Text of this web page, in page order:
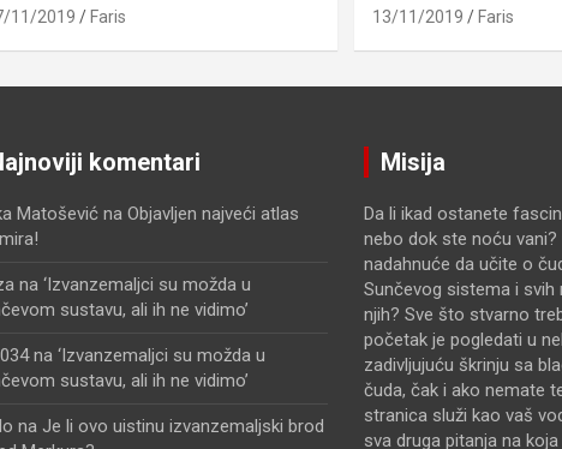
11/2019 Faris 13/11/2019 Faris
komentari
Matoševićna Objavljen najveći atlas
na ‘Izvanzemaljci su možda u
sustavu, ali ih ne vidimo’
na ‘Izvanzemaljci su možda u
sustavu, ali ih ne vidimo’
na Je li ovo uistinu izvanzemaljski brod
Misija
Da li ikad ostanete
nebo dok ste noću vani?
nadahnuće da učite o
Sunčevog sistema i svih
njih? Sve što stvarno
početak je pogledati u
zadivljujuću škrinju sa
čuda, čak i ako nemate
stranica služi kao vaš
sva druga pitanja na